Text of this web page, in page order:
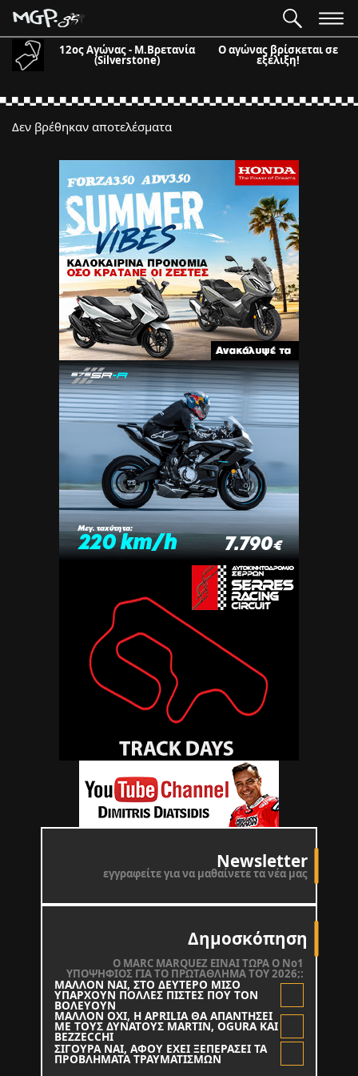
12ος Αγώνας - Μ.Βρετανία
(Silverstone)
Ο αγώνας βρίσκεται σε
εξέλιξη!
Newsletter
εγγραφείτε για να μαθαίνετε τα νέα μας
Δημοσκόπηση
O MARC MARQUEZ ΕΙΝΑΙ ΤΩΡΑ Ο Νο1
ΥΠΟΨΗΦΙΟΣ ΓΙΑ ΤΟ ΠΡΩΤΑΘΛΗΜΑ ΤΟΥ 2026;:
ΜΑΛΛΟΝ ΝΑΙ, ΣΤΟ ΔΕΥΤΕΡΟ ΜΙΣΟ
ΥΠΑΡΧΟΥΝ ΠΟΛΛΕΣ ΠΙΣΤΕΣ ΠΟΥ ΤΟΝ
ΒΟΛΕΥΟΥΝ
ΜΑΛΛΟΝ ΟΧΙ, Η APRILIA ΘΑ ΑΠΑΝΤΗΣΕΙ
ΜΕ ΤΟΥΣ ΔΥΝΑΤΟΥΣ MARTIN, OGURA KAI
BEZZECCHI
ΣΙΓΟΥΡΑ ΝΑΙ, ΑΦΟΥ ΕΧΕΙ ΞΕΠΕΡΑΣΕΙ ΤΑ
ΠΡΟΒΛΗΜΑΤΑ ΤΡΑΥΜΑΤΙΣΜΩΝ
Δεν βρέθηκαν αποτελέσματα